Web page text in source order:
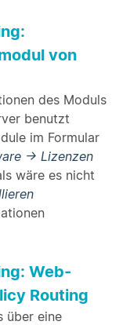
von
des Moduls
benutzt
im Formular
→ Lizenzen
wäre es nicht
Web-
Routing
über eine